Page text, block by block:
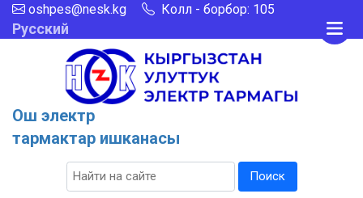
oshpes@nesk.kg Колл - борбор: 105
Русский
Ош электр
тармактар ишканасы
Поиск